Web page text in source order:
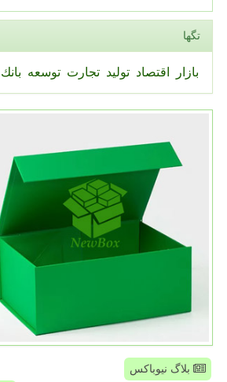
تگها
بازار اقتصاد تولید تجارت توسعه بانك
بلاگ نیوباکس